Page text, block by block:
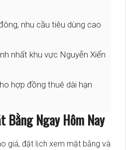
nhu cầu tiêu dùng cao
nhất khu vực Nguyễn Xiển
hợp đồng thuê dài hạn
Bằng Ngay Hôm Nay
giá, đặt lịch xem mặt bằng và